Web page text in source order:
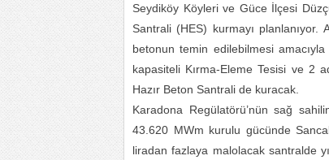
Seydiköy Köyleri ve Güce İlçesi
Santrali (HES) kurmayı
betonun temin edilebilmesi
kapasiteli Kırma-Eleme Tesisi ve 2
Hazır Beton Santrali de kuracak.
Karadona Regülatörü’nün sağ
43.620 MWm kurulu gücünde
liradan fazlaya malolacak santralde